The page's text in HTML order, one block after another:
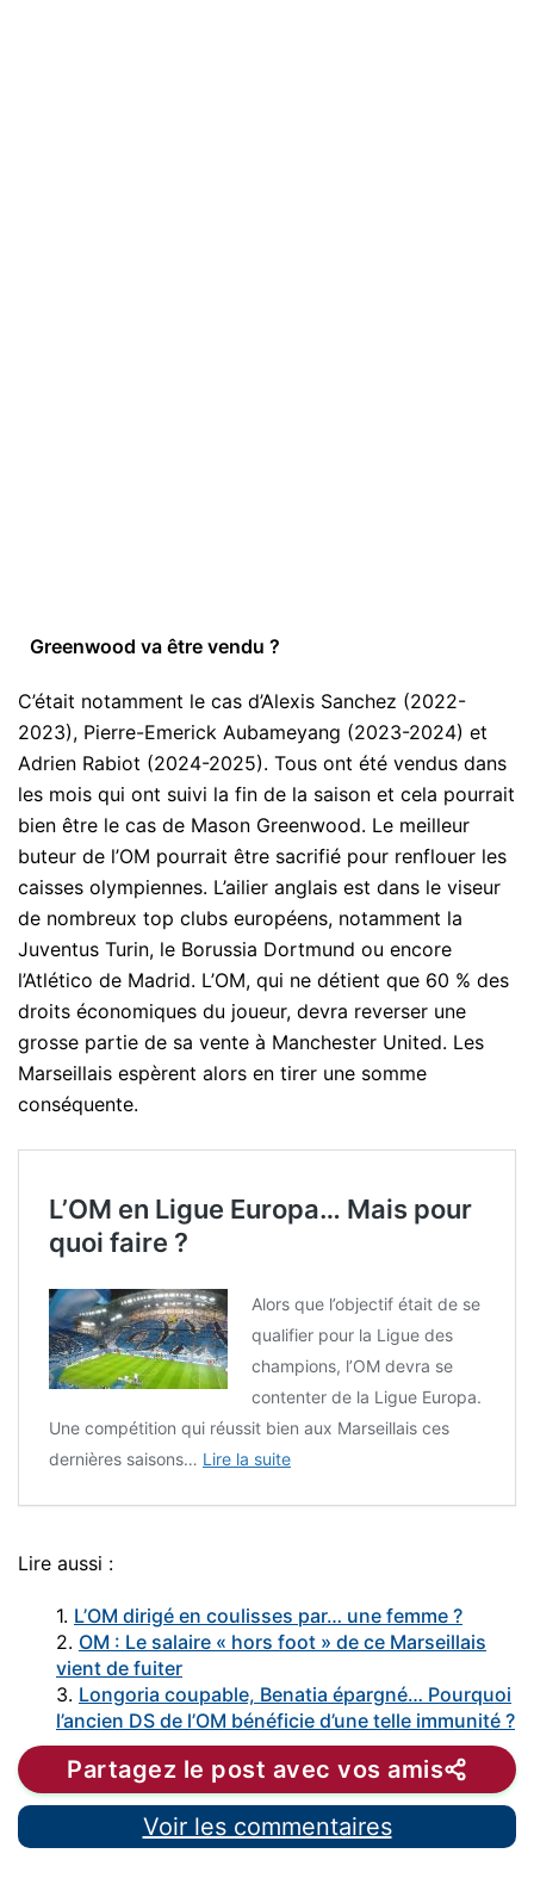
Greenwood va être vendu ?
C’était notamment le cas d’Alexis Sanchez (2022-
2023), Pierre-Emerick Aubameyang (2023-2024) et
Adrien Rabiot (2024-2025). Tous ont été vendus dans
les mois qui ont suivi la fin de la saison et cela pourrait
bien être le cas de Mason Greenwood. Le meilleur
buteur de l’OM pourrait être sacrifié pour renflouer les
caisses olympiennes. L’ailier anglais est dans le viseur
de nombreux top clubs européens, notamment la
Juventus Turin, le Borussia Dortmund ou encore
l’Atlético de Madrid. L’OM, qui ne détient que 60 % des
droits économiques du joueur, devra reverser une
grosse partie de sa vente à Manchester United. Les
Marseillais espèrent alors en tirer une somme
conséquente.
L’OM en Ligue Europa… Mais pour
quoi faire ?
Alors que l’objectif était de se
qualifier pour la Ligue des
champions, l’OM devra se
contenter de la Ligue Europa.
Une compétition qui réussit bien aux Marseillais ces
dernières saisons… Lire la suite
Lire aussi :
1. L’OM dirigé en coulisses par… une femme ?
2. OM : Le salaire « hors foot » de ce Marseillais
vient de fuiter
3. Longoria coupable, Benatia épargné… Pourquoi
l’ancien DS de l’OM bénéficie d’une telle immunité ?
Partagez le post avec vos amis
Voir les commentaires